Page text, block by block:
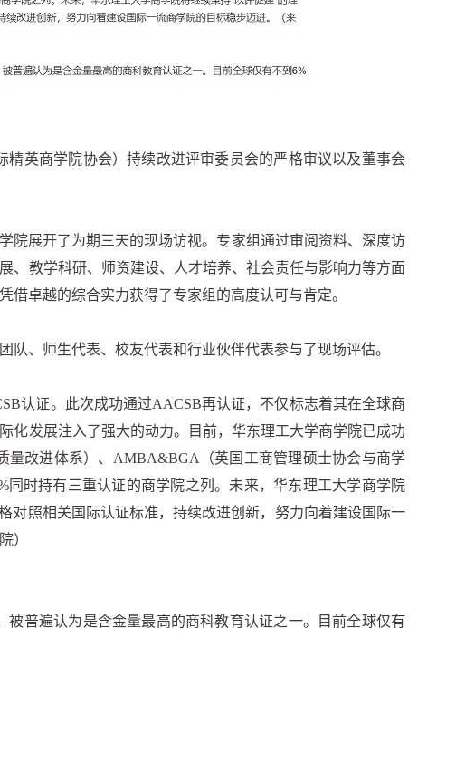
精英商学院协会）持续改进评审委员会的严格审议以及董事会
院展开了为期三天的现场访视。专家组通过审阅资料、深度访
、教学科研、师资建设、人才培养、社会责任与影响力等方面
借卓越的综合实力获得了专家组的高度认可与肯定。
、师生代表、校友代表和行业伙伴代表参与了现场评估。
认证。此次成功通过AACSB再认证，不仅标志着其在全球商
化发展注入了强大的动力。目前，华东理工大学商学院已成功
量改进体系）、AMBA&BGA（英国工商管理硕士协会与商学
同时持有三重认证的商学院之列。未来，华东理工大学商学院
对照相关国际认证标准，持续改进创新，努力向着建设国际一
）
普遍认为是含金量最高的商科教育认证之一。目前全球仅有